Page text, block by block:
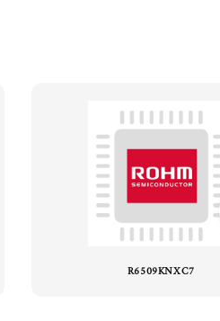
R6509KNXC7